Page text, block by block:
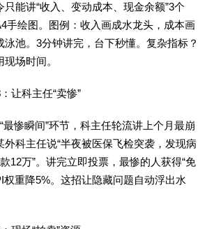
讲“收入、变动成本、现金余额”3个
手绘图。图例：收入画成水龙头，成本画
泳池。3分钟讲完，台下秒懂。复杂指标？
场时间。
：让科主任“卖惨”
惨瞬间”环节，科主任轮流讲上个月最崩
外科主任说“半夜被医保飞检突袭，发现病
12万”。讲完立即投票，最惨的人获得“免
重降5%。这招让隐藏问题自动浮出水